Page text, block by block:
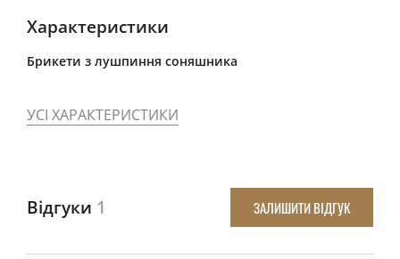
Характеристики
Брикети з лушпиння соняшника
УСІ ХАРАКТЕРИСТИКИ
Відгуки 1 ЗАЛИШИТИ ВІДГУК